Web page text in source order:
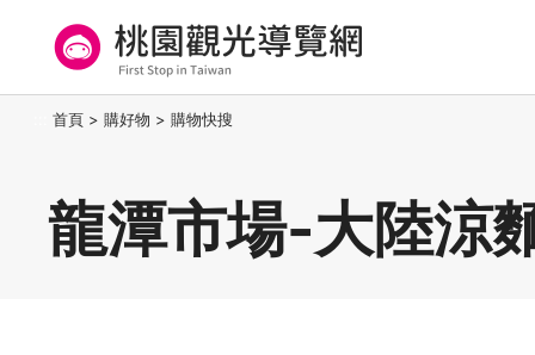
要
桃園觀光導覽網
首頁 > 購好物 > 購物快搜
龍潭市場-大陸涼